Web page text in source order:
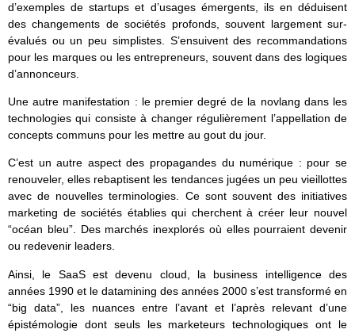
d’exemples de startups et d’usages émergents, ils en déduisent
des changements de sociétés profonds, souvent largement sur-
évalués ou un peu simplistes. S’ensuivent des recommandations
pour les marques ou les entrepreneurs, souvent dans des logiques
d’annonceurs.
Une autre manifestation : le premier degré de la novlang dans les
technologies qui consiste à changer régulièrement l’appellation de
concepts communs pour les mettre au gout du jour.
C’est un autre aspect des propagandes du numérique : pour se
renouveler, elles rebaptisent les tendances jugées un peu vieillottes
avec de nouvelles terminologies. Ce sont souvent des initiatives
marketing de sociétés établies qui cherchent à créer leur nouvel
“océan bleu”. Des marchés inexplorés où elles pourraient devenir
ou redevenir leaders.
Ainsi, le SaaS est devenu cloud, la business intelligence des
années 1990 et le datamining des années 2000 s’est transformé en
“big data”, les nuances entre l’avant et l’après relevant d’une
épistémologie dont seuls les marketeurs technologiques ont le